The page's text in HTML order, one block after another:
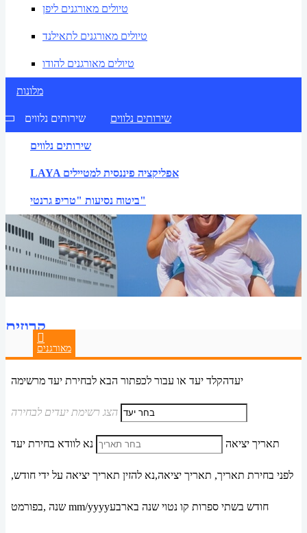
טיולים מאורגנים ליפן
טיולים מאורגנים לתאילנד
טיולים מאורגנים להודו
מלונות
שירותים נלווים שירותים נלווים
שירותים נלווים
LAYA אפליקציה פיננסית למטיילים
ביטוח נסיעות "טריפ גרנטי"
מאורגנים
קרוזים
יעדהקלד יעד או עבור לכפתור הבא לבחירת יעד מרשימה
הצג רשימת יעדים לבחירה
תאריך יציאה נא לוודא בחירת יעד
לפני בחירת תאריך, תאריך יציאה,נא להזין תאריך יציאה על ידי חודש,
mm/yyyyחודש בשתי ספרות קו נטוי שנה בארבע